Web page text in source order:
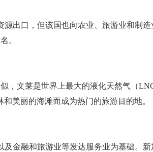
出口，但该国也向农业、旅游业和制
。
，文莱是世界上最大的液化天然气（
美丽的海滩而成为热门的旅游目的地。
金融和旅游业等发达服务业为基础。